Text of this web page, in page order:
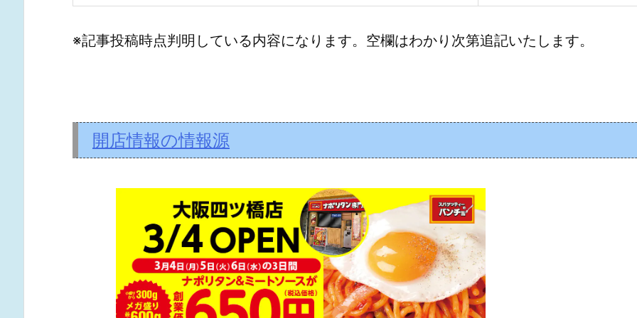
※記事投稿時点判明している内容になります。空欄はわかり次第追記いたします。
開店情報の情報源